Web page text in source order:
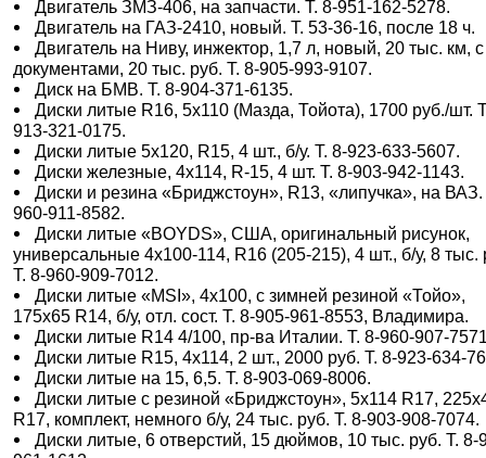
Двигатель ЗМЗ-406, на запчасти. Т. 8-951-162-5278.
Двигатель на ГАЗ-2410, новый. Т. 53-36-16, после 18 ч.
Двигатель на Ниву, инжектор, 1,7 л, новый, 20 тыс. км, с
документами, 20 тыс. руб. Т. 8-905-993-9107.
Диск на БМВ. Т. 8-904-371-6135.
Диски литые R16, 5х110 (Мазда, Тойота), 1700 руб./шт.
913-321-0175.
Диски литые 5х120, R15, 4 шт., б/у. Т. 8-923-633-5607.
Диски железные, 4х114, R-15, 4 шт. Т. 8-903-942-1143.
Диски и резина «Бриджстоун», R13, «липучка», на ВАЗ.
960-911-8582.
Диски литые «BOYDS», США, оригинальный рисунок,
универсальные 4х100-114, R16 (205-215), 4 шт., б/у, 8 тыс.
Т. 8-960-909-7012.
Диски литые «MSI», 4х100, с зимней резиной «Тойо»,
175х65 R14, б/у, отл. сост. Т. 8-905-961-8553, Владимира.
Диски литые R14 4/100, пр-ва Италии. Т. 8-960-907-
Диски литые R15, 4х114, 2 шт., 2000 руб. Т. 8-923-634-
Диски литые на 15, 6,5. Т. 8-903-069-8006.
Диски литые с резиной «Бриджстоун», 5х114 R17,
R17, комплект, немного б/у, 24 тыс. руб. Т. 8-903-908-7074.
Диски литые, 6 отверстий, 15 дюймов, 10 тыс. руб. Т. 8-